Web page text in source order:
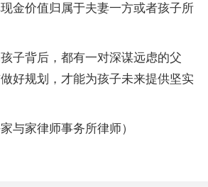
金价值归属于夫妻一方或者孩子所
子背后，都有一对深谋远虑的父
好规划，才能为孩子未来提供坚实
与家律师事务所律师）